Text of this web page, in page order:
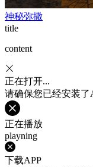
神秘弥撒
title
content
正在打开...
请确保您已经安装了
正在播放
playning
下载APP